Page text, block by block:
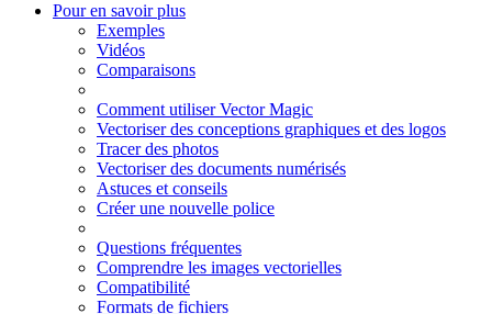
Pour en savoir plus
Exemples
Vidéos
Comparaisons
Comment utiliser Vector Magic
Vectoriser des conceptions graphiques et des logos
Tracer des photos
Vectoriser des documents numérisés
Astuces et conseils
Créer une nouvelle police
Questions fréquentes
Comprendre les images vectorielles
Compatibilité
Formats de fichiers